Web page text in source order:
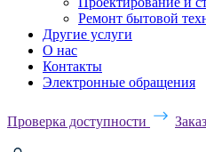
Ремонт бытовой
Другие услуги
О нас
Контакты
Электронные обращения
Проверка доступности